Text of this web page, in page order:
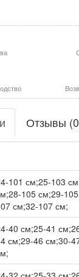
Отзывы
101 см;25-103
105 см;29-
см;32-107 см;
40 см;25-41
см;29-46 см;30-